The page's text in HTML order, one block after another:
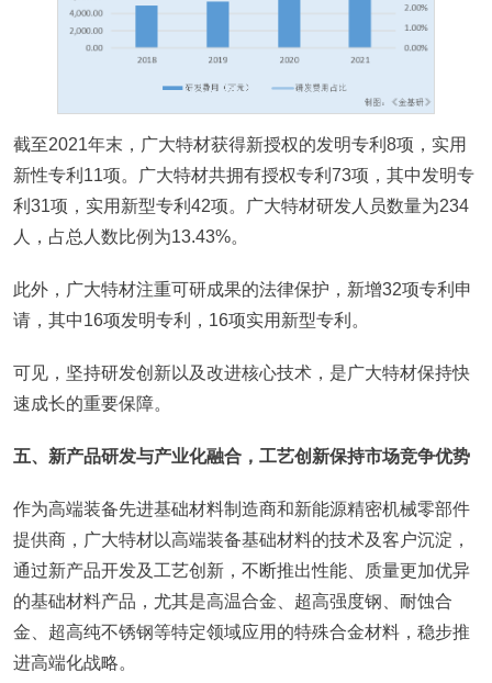
截至2021年末，广大特材获得新授权的发明专利8项，实用
新性专利11项。广大特材共拥有授权专利73项，其中发明专
利31项，实用新型专利42项。广大特材研发人员数量为234
人，占总人数比例为13.43%。
此外，广大特材注重可研成果的法律保护，新增32项专利申
请，其中16项发明专利，16项实用新型专利。
可见，坚持研发创新以及改进核心技术，是广大特材保持快
速成长的重要保障。
五、新产品研发与产业化融合，工艺创新保持市场竞争优势
作为高端装备先进基础材料制造商和新能源精密机械零部件
提供商，广大特材以高端装备基础材料的技术及客户沉淀，
通过新产品开发及工艺创新，不断推出性能、质量更加优异
的基础材料产品，尤其是高温合金、超高强度钢、耐蚀合
金、超高纯不锈钢等特定领域应用的特殊合金材料，稳步推
进高端化战略。